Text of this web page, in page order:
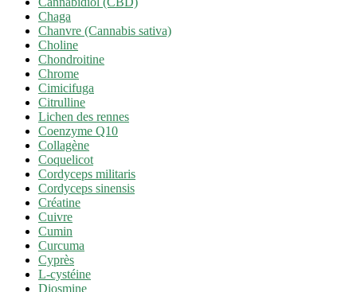
Chaga
Chanvre (Cannabis sativa)
Choline
Chondroitine
Chrome
Cimicifuga
Citrulline
Lichen des rennes
Coenzyme Q10
Collagène
Coquelicot
Cordyceps militaris
Cordyceps sinensis
Créatine
Cuivre
Cumin
Curcuma
Cyprès
L-cystéine
Diosmine